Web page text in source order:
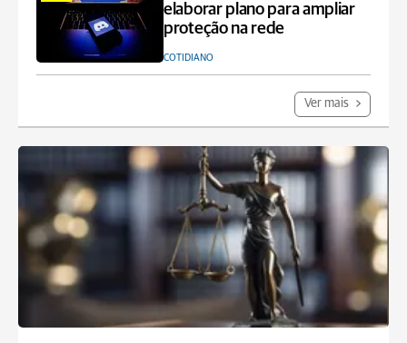
elaborar plano para ampliar
proteção na rede
COTIDIANO
Ver mais